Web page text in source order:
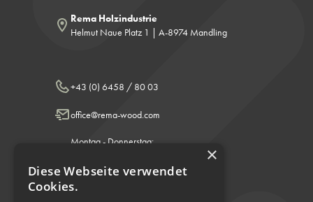
Rema Holzindustrie
Helmut Naue Platz 1 | A-8974 Mandling
+43 (0) 6458 / 80 03
office@rema-wood.com
Montag - Donnerstag:
Freitag: 8.00 - 12.00 Uhr
×
Diese Webseite verwendet
Cookies.